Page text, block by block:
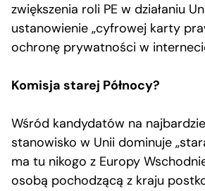
zwiększenia roli PE w działaniu
ustanowienie „cyfrowej karty
ochronę prywatności w
Komisja starej Północy?
Wśród kandydatów na
stanowisko w Unii dominuje
ma tu nikogo z Europy
osobą pochodzącą z kraju